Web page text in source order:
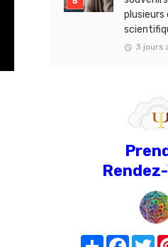
plusieurs
3 jours
Share